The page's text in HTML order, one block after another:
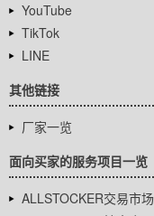
YouTube
TikTok
LINE
其他链接
厂家一览
面向买家的服务项目一览
ALLSTOCKER交易市场